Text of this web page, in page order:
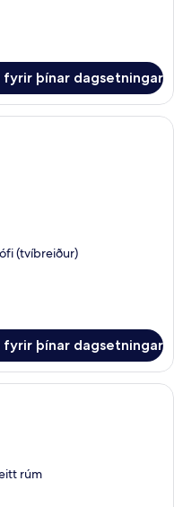
fyrir þínar dagsetningar
öryggishólf í herbergi,
(tvíbreiður)
fyrir þínar dagsetningar
öryggishólf í herbergi,
rúm